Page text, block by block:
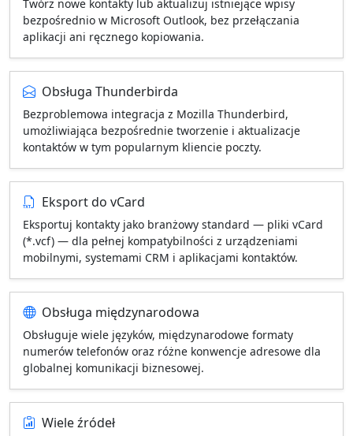
Twórz nowe kontakty lub aktualizuj istniejące wpisy
bezpośrednio w Microsoft Outlook, bez przełączania
aplikacji ani ręcznego kopiowania.
Obsługa Thunderbirda
Bezproblemowa integracja z Mozilla Thunderbird,
umożliwiająca bezpośrednie tworzenie i aktualizacje
kontaktów w tym popularnym kliencie poczty.
Eksport do vCard
Eksportuj kontakty jako branżowy standard — pliki vCard
(*.vcf) — dla pełnej kompatybilności z urządzeniami
mobilnymi, systemami CRM i aplikacjami kontaktów.
Obsługa międzynarodowa
Obsługuje wiele języków, międzynarodowe formaty
numerów telefonów oraz różne konwencje adresowe dla
globalnej komunikacji biznesowej.
Wiele źródeł